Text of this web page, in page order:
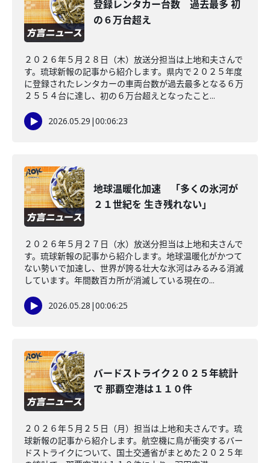
登録レンタカー台数 過去最多 初
の６万台超え
２０２６年５月２８日（木）放送分担当は上地和夫さんで
す。琉球新報の記事から紹介します。県内で２０２５年度
に登録されたレンタカーの車両台数が過去最多となる６万
２５５４台に達し、初の６万台超えとなったこと...
2026.05.29 |00:06:23
地球温暖化加速 「多くの氷河が
２１世紀を 生き残れない」
２０２６年５月２７日（水）放送分担当は上地和夫さんで
す。琉球新報の記事から紹介します。地球温暖化がかつて
ない勢いで加速し、世界が誇る壮大な氷河はみるみる消滅
しています。年間数百カ所が消滅している現在の...
2026.05.28 |00:06:25
バードストライク２０２５年統計
で 那覇空港は１１０件
２０２６年５月２５日（月）担当は上地和夫さんです。琉
球新報の記事から紹介します。航空機に鳥が衝突するバー
ドストライクについて、国土交通省がまとめた２０２５年